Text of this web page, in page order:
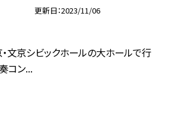
更新日 2023/11/06
・文京シビックホールの大ホールで行
コン...